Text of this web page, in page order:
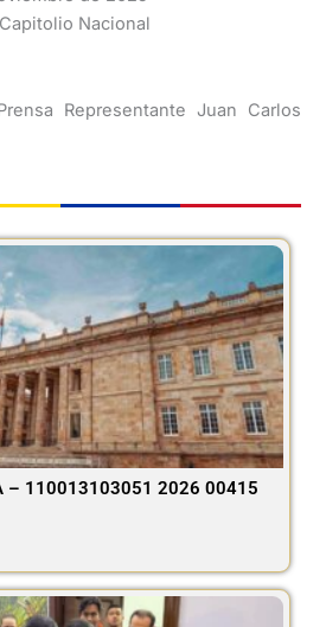
Nacional
Representante Juan Carlos
– 110013103051 2026 00415